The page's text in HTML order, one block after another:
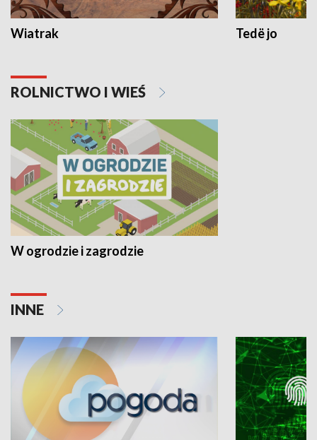
Wiatrak Tedë jo
ROLNICTWO I WIEŚ
W ogrodzie i zagrodzie
INNE